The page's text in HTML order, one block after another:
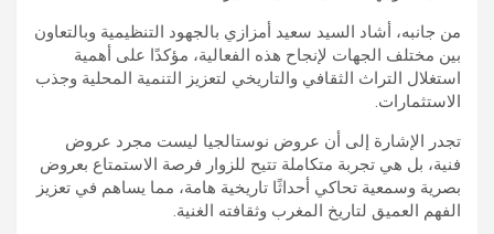
من جانبه، أشاد السيد سعيد أمزازي بالجهود التنظيمية وبالتعاون
بين مختلف الجهات لإنجاح هذه الفعالية، مؤكدًا على أهمية
استغلال التراث الثقافي والتاريخي لتعزيز التنمية المحلية وجذب
الاستثمارات.
تجدر الإشارة إلى أن عروض نوستالجيا ليست مجرد عروض
فنية، بل هي تجربة متكاملة تتيح للزوار فرصة الاستمتاع بعروض
بصرية وسمعية تحاكي أحداثًا تاريخية هامة، مما يساهم في تعزيز
الفهم العميق لتاريخ المغرب وثقافته الغنية.